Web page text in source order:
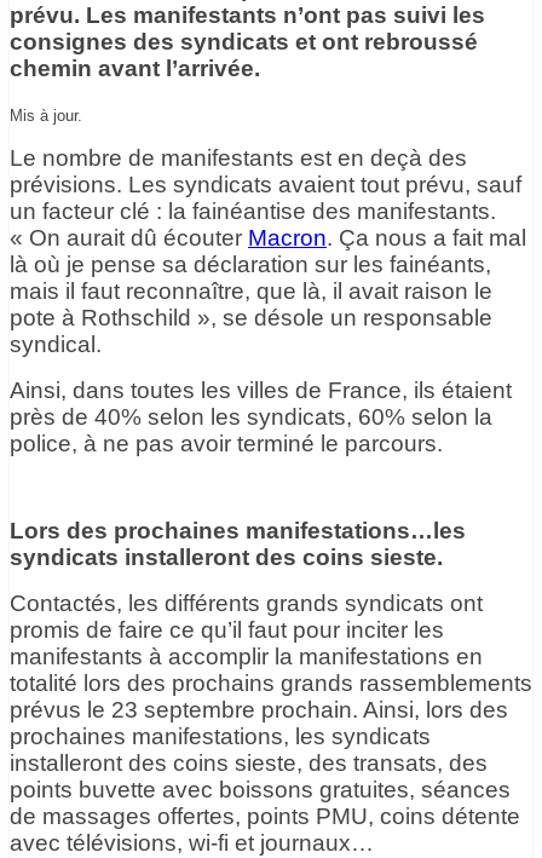
prévu. Les manifestants n’ont pas suivi les
consignes des syndicats et ont rebroussé
chemin avant l’arrivée.
Mis à jour.
Le nombre de manifestants est en deçà des
prévisions. Les syndicats avaient tout prévu, sauf
un facteur clé : la fainéantise des manifestants.
« On aurait dû écouter Macron. Ça nous a fait mal
là où je pense sa déclaration sur les fainéants,
mais il faut reconnaître, que là, il avait raison le
pote à Rothschild », se désole un responsable
syndical.
Ainsi, dans toutes les villes de France, ils étaient
près de 40% selon les syndicats, 60% selon la
police, à ne pas avoir terminé le parcours.
Lors des prochaines manifestations…les
syndicats installeront des coins sieste.
Contactés, les différents grands syndicats ont
promis de faire ce qu’il faut pour inciter les
manifestants à accomplir la manifestations en
totalité lors des prochains grands rassemblements
prévus le 23 septembre prochain. Ainsi, lors des
prochaines manifestations, les syndicats
installeront des coins sieste, des transats, des
points buvette avec boissons gratuites, séances
de massages offertes, points PMU, coins détente
avec télévisions, wi-fi et journaux…